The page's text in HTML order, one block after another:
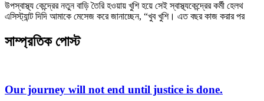
উপস্বাস্থ্য কেন্দ্রের নতুন বাড়ি তৈরি হওয়ায় খুশি হয়ে সেই স্বাস্থ্যকেন্দ্রের কর্মী হেলথ
এসিস্ট্যান্ট দিদি আমাকে মেসেজ করে জানাচ্ছেন, “খুব খুশি। এত বছর কাজ করার পর
সাম্প্রতিক পোস্ট
Our journey will not end until justice is done.